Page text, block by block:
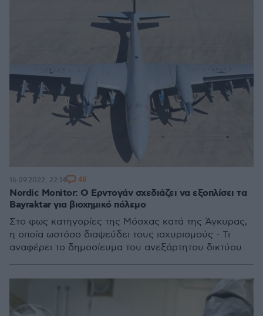
Nordic Monitor: Ο Ερντογάν σχεδιάζει να εξοπλίσει τα
Bayraktar για βιοχημικό πόλεμο
Στο φως κατηγορίες της Μόσχας κατά της Άγκυρας,
η οποία ωστόσο διαψεύδει τους ισχυρισμούς - Τι
αναφέρει το δημοσίευμα του ανεξάρτητου δικτύου
16.09.2022, 22:14 48